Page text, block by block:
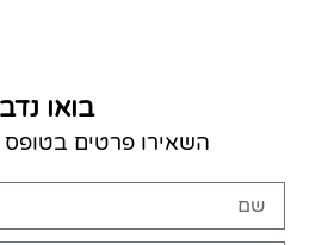
בואו
השאירו פרטים